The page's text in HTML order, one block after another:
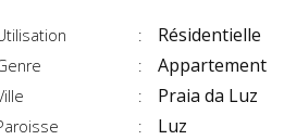
Résidentielle
Appartement
Praia da Luz
Luz